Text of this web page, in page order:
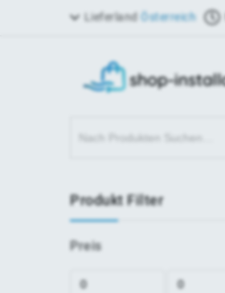
Lieferland Österreich
Produkt Filter
Preis